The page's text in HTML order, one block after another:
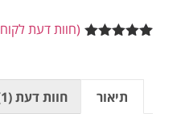
לקוחות
(חוות דעת לקוח
תיאור חוות דעת (1)